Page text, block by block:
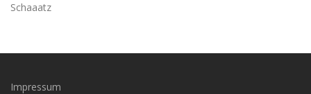
Schaaatz
Impressum